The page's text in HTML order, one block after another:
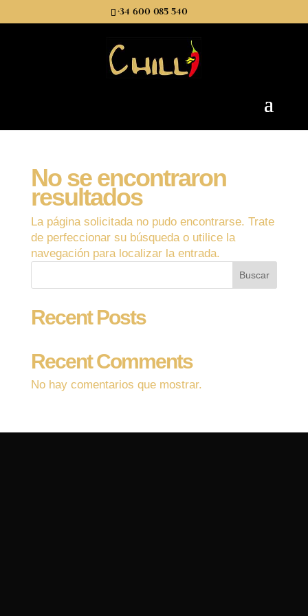
+34 600 085 540
No se encontraron
resultados
La página solicitada no pudo encontrarse. Trate
de perfeccionar su búsqueda o utilice la
navegación para localizar la entrada.
Buscar
Recent Posts
Recent Comments
No hay comentarios que mostrar.